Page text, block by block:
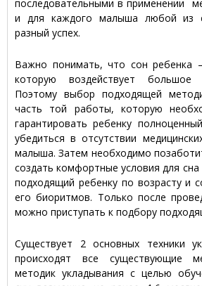
последовательными в применении
и для каждого малыша любой из
разный успех.
Важно понимать, что сон ребенка
которую воздействует большое
Поэтому выбор подходящей
часть той работы, которую
гарантировать ребенку
убедиться в отсутствии
малыша. Затем необходимо
создать комфортные условия для
подходящий ребенку по возрасту и
его биоритмов. Только после
можно приступать к подбору
Существует 2 основных техники
происходят все существующие
методик укладывания с целью